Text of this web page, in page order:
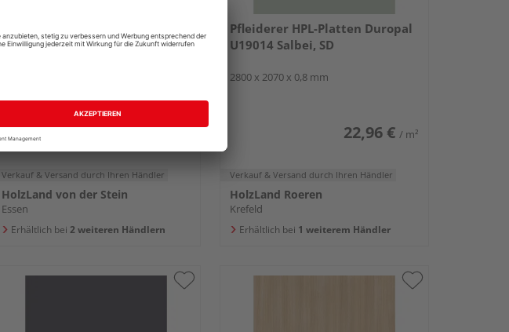
HPL Anthrazit PCU7016,
56,95 €
Verkauf & Versand durch Ihren Händler
HolzLand von der Stein
Essen
Erhältlich bei 2 weiteren Händlern
Pfleiderer HPL-Platten Duropal
U19014 Salbei, SD
2800 x 2070 x 0,8 mm
22,96 € / m²
Verkauf & Versand durch Ihren Händler
HolzLand Roeren
Krefeld
Erhältlich bei 1 weiterem Händler